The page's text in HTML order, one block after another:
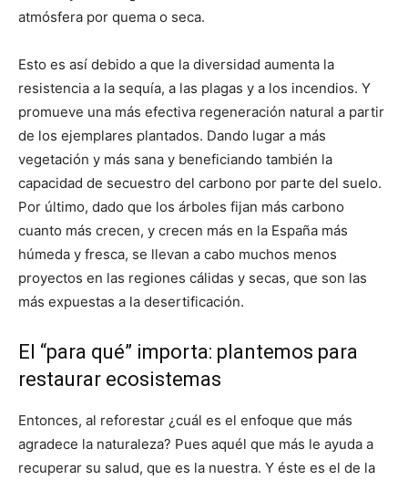
atmósfera por quema o seca.
Esto es así debido a que la diversidad aumenta la
resistencia a la sequía, a las plagas y a los incendios. Y
promueve una más efectiva regeneración natural a partir
de los ejemplares plantados. Dando lugar a más
vegetación y más sana y beneficiando también la
capacidad de secuestro del carbono por parte del suelo.
Por último, dado que los árboles fijan más carbono
cuanto más crecen, y crecen más en la España más
húmeda y fresca, se llevan a cabo muchos menos
proyectos en las regiones cálidas y secas, que son las
más expuestas a la desertificación.
El “para qué” importa: plantemos para
restaurar ecosistemas
Entonces, al reforestar ¿cuál es el enfoque que más
agradece la naturaleza? Pues aquél que más le ayuda a
recuperar su salud, que es la nuestra. Y éste es el de la